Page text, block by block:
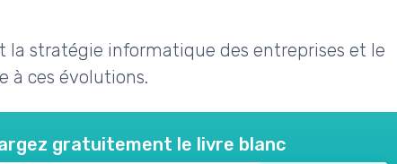
la stratégie informatique des entreprises et le
à ces évolutions.
gratuitement le livre blanc